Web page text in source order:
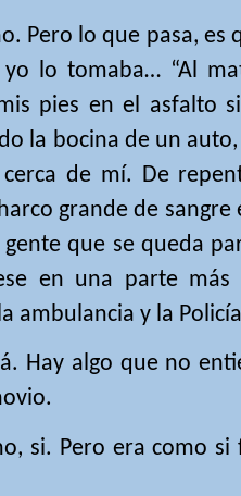
Pero lo que pasa,
yo lo tomaba… “Al
pies en el asfalto
la bocina de un
de mí. De
grande de sangre
que se queda
en una parte más
ambulancia y la
Hay algo que no
si. Pero era como